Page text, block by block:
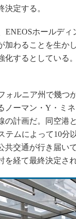
決定する。
ENEOSホールデ
加わることを生か
化するとしている
ォルニア州で幾つ
ノーマン・Y・ミ
の計画だ。同空港
テムによって10
共交通が行き届い
を経て最終決定され